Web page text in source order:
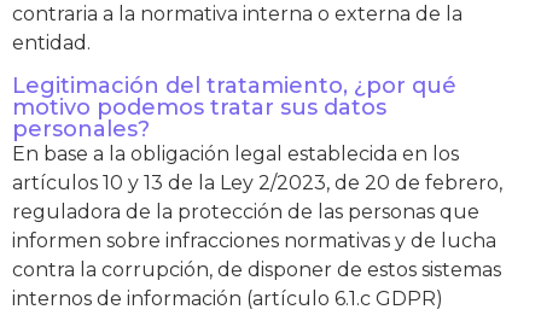
contraria a la normativa interna o externa de la
entidad.
Legitimación del tratamiento, ¿por qué
motivo podemos tratar sus datos
personales?
En base a la obligación legal establecida en los
artículos 10 y 13 de la Ley 2/2023, de 20 de febrero,
reguladora de la protección de las personas que
informen sobre infracciones normativas y de lucha
contra la corrupción, de disponer de estos sistemas
internos de información (artículo 6.1.c GDPR)